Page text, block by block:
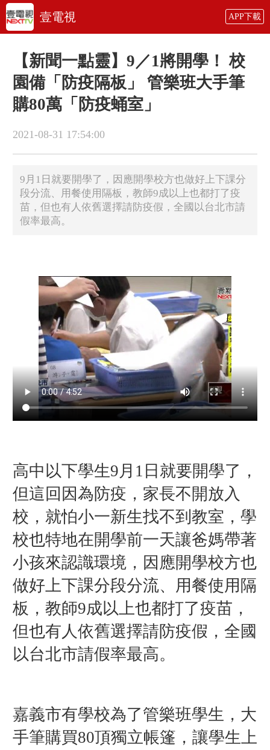
壹電視 APP下載
【新聞一點靈】9／1將開學！ 校
園備「防疫隔板」 管樂班大手筆
購80萬「防疫蛹室」
2021-08-31 17:54:00
9月1日就要開學了，因應開學校方也做好上下課分
段分流、用餐使用隔板，教師9成以上也都打了疫
苗，但也有人依舊選擇請防疫假，全國以台北市請
假率最高。
高中以下學生9月1日就要開學了，
但這回因為防疫，家長不開放入
校，就怕小一新生找不到教室，學
校也特地在開學前一天讓爸媽帶著
小孩來認識環境，因應開學校方也
做好上下課分段分流、用餐使用隔
板，教師9成以上也都打了疫苗，
但也有人依舊選擇請防疫假，全國
以台北市請假率最高。
嘉義市有學校為了管樂班學生，大
手筆購買80頂獨立帳篷，讓學生上